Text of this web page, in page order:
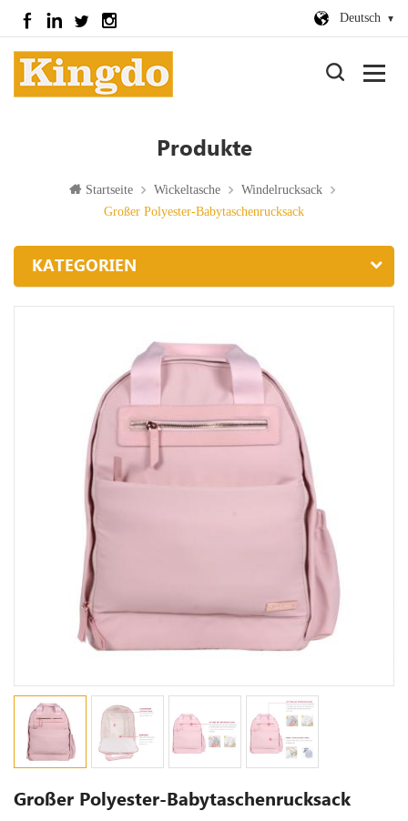
Deutsch
Produkte
Startseite Wickeltasche
Windelrucksack
Großer Polyester-Babytaschenrucksack
KATEGORIEN
Großer Polyester-Babytaschenrucksack